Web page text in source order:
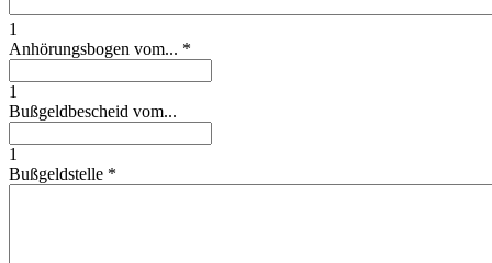
1
Anhörungsbogen vom... *
1
Bußgeldbescheid vom...
1
Bußgeldstelle *